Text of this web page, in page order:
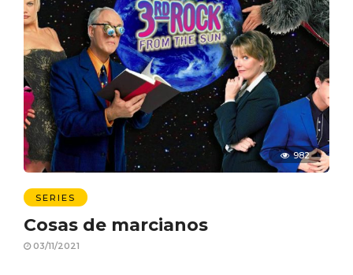
982
SERIES
Cosas de marcianos
03/11/2021